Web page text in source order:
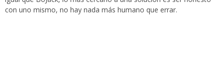
con uno mismo, no hay nada más humano que errar.